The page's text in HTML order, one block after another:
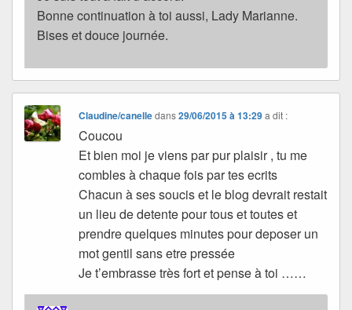
Bonne continuation à toi aussi, Lady Marianne.
Bises et douce journée.
Claudine/canelledans29/06/2015 à 13:29 a dit :
Coucou
Et bien moi je viens par pur plaisir , tu me
combles à chaque fois par tes ecrits
Chacun à ses soucis et le blog devrait restait
un lieu de detente pour tous et toutes et
prendre quelques minutes pour deposer un
mot gentil sans etre pressée
Je t’embrasse très fort et pense à toi ……